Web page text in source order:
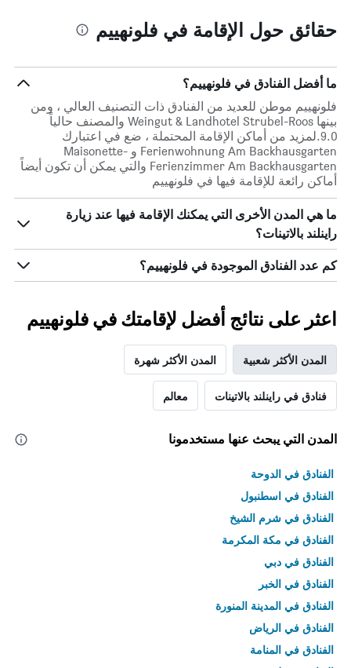
حقائق حول الإقامة في فلونهييم
ما أفضل الفنادق في فلونهييم؟
فلونهييم موطن للعديد من الفنادق ذات التصنيف العالي ، ومن
بينها Weingut & Landhotel Strubel-Roos والمصنف حالياً
9.0.لمزيد من أماكن الإقامة المحتملة ، ضع في اعتبارك
Ferienwohnung Am Backhausgarten و Maisonette-
Ferienzimmer Am Backhausgarten والتي يمكن أن تكون أيضاً
أماكن رائعة للإقامة فيها في فلونهييم
ما هي المدن الأخرى التي يمكنك الإقامة فيها عند زيارة
راينلند بالاتينات؟
كم عدد الفنادق الموجودة في فلونهييم؟
اعثر على نتائج أفضل لإقامتك في فلونهييم
المدن الأكثر شعبية المدن الأكثر شهرة
فنادق في راينلند بالاتينات معالم
المدن التي يبحث عنها مستخدمونا
الفنادق في الدوحة
الفنادق في اسطنبول
الفنادق في شرم الشيخ
الفنادق في مكة المكرمة
الفنادق في دبي
الفنادق في الخبر
الفنادق في المدينة المنورة
الفنادق في الرياض
الفنادق في المنامة